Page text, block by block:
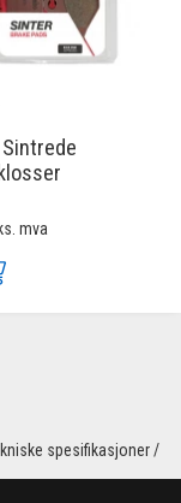
mva
spesifikasjoner /